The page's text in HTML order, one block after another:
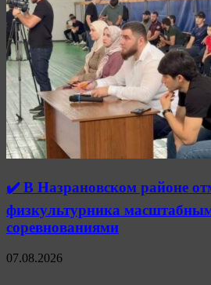
✔️ В Назрановском районе
физкультурника
соревнованиями
07.08.2026